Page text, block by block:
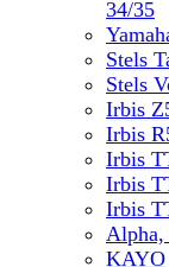
34/35
Stels
Stels
Irbis
Irbis
Irbis
Irbis
Irbis
Alpha,
KAYO